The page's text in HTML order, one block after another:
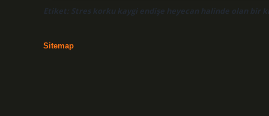
Etiket: Stres korku kaygi endişe heyecan halinde olan bir
Sitemap